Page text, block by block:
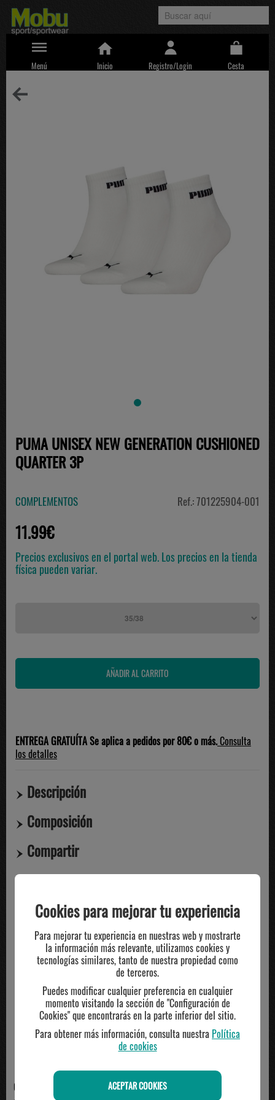
Menú Inicio Registro/Login Cesta
PUMA UNISEX NEW GENERATION CUSHIONED
QUARTER 3P
COMPLEMENTOS Ref.: 701225904-001
11.99€
Precios exclusivos en el portal web. Los precios en la tienda
física pueden variar.
ENTREGA GRATUÍTA Se aplica a pedidos por 80€ o más.Consulta
los detalles
Descripción
Composición
Compartir
TE PUEDE INTERESAR
00002 JOMA
Cookies para mejorar tu experiencia
Para mejorar tu experiencia en nuestras web y mostrarte
la información más relevante, utilizamos cookies y
tecnologías similares, tanto de nuestra propiedad como
de terceros.
Puedes modificar cualquier preferencia en cualquier
momento visitando la sección de "Configuración de
Cookies" que encontrarás en la parte inferior del sitio.
Para obtener más información, consulta nuestra Política
de cookies
ACEPTAR COOKIES